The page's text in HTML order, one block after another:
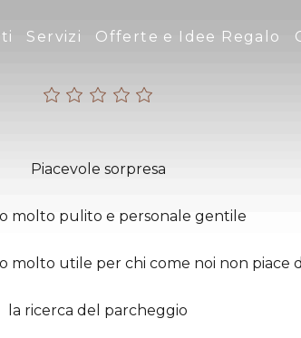
Servizi Offerte e Idee Regalo
Piacevole sorpresa
molto pulito e personale gentile
molto utile per chi come noi non piace
la ricerca del parcheggio